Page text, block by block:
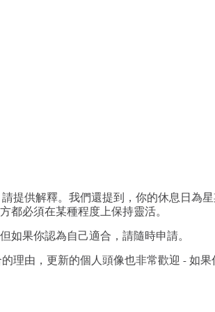
提供解釋。我們還提到，你的休息日為
都必須在某種程度上保持靈活。
如果你認為自己適合，請隨時申請。
理由，更新的個人頭像也非常歡迎 - 如果